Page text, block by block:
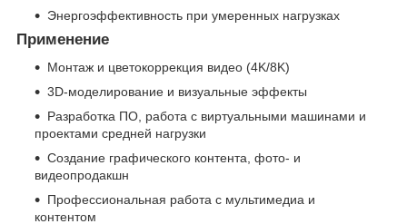
Энергоэффективность при умеренных нагрузках
Применение
Монтаж и цветокоррекция видео (4K/8K)
3D-моделирование и визуальные эффекты
Разработка ПО, работа с виртуальными машинами и
проектами средней нагрузки
Создание графического контента, фото- и
видеопродакшн
Профессиональная работа с мультимедиа и
контентом